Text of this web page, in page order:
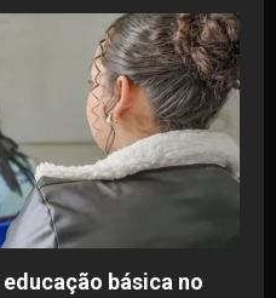
básica no